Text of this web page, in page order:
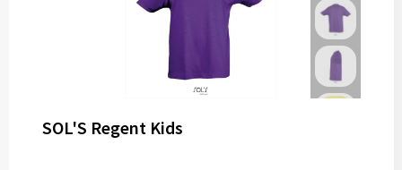
SOL'S Regent Kids